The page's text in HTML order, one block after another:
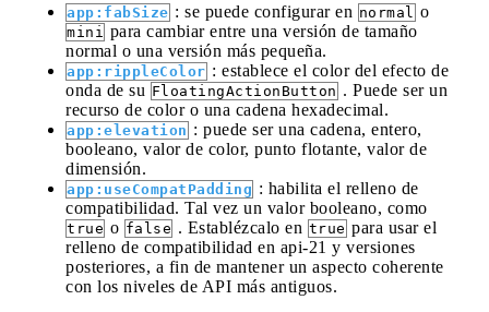
app:fabSize : se puede configurar en normal o
mini para cambiar entre una versión de tamaño
normal o una versión más pequeña.
app:rippleColor : establece el color del efecto de
onda de su FloatingActionButton . Puede ser un
recurso de color o una cadena hexadecimal.
app:elevation : puede ser una cadena, entero,
booleano, valor de color, punto flotante, valor de
dimensión.
app:useCompatPadding : habilita el relleno de
compatibilidad. Tal vez un valor booleano, como
true o false . Establézcalo en true para usar el
relleno de compatibilidad en api-21 y versiones
posteriores, a fin de mantener un aspecto coherente
con los niveles de API más antiguos.